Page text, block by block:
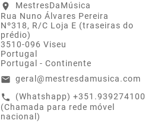
location_on
MestresDaMúsica
Rua Nuno Álvares Pereira
Nº318, R/C Loja E (traseiras do
prédio)
3510-096 Viseu
Portugal
Portugal - Continente
email geral@mestresdamusica.com
call
(Whatshapp) +351.939274100
(Chamada para rede móvel
nacional)